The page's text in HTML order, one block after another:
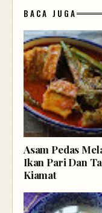
BACA JUGA
Asam Pedas
Ikan Pari Dan
Kiamat